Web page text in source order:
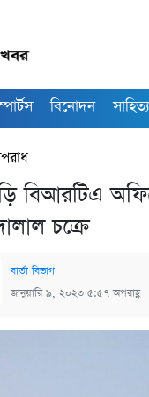
বিনোদন সাহিত্য
বিআরটিএ
চক্রে
বার্তা বিভাগ
জানুয়ারি ৯, ২০২৩ ৫:৫৭ অপরাহ্ণ